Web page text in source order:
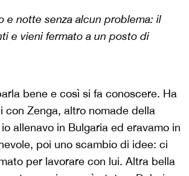
e notte senza alcun problema: il
e vieni fermato a un posto di
bene e così si fa conoscere. Ha
con Zenga, altro nomade della
allenavo in Bulgaria ed eravamo in
poi uno scambio di idee: ci
per lavorare con lui. Altra bella